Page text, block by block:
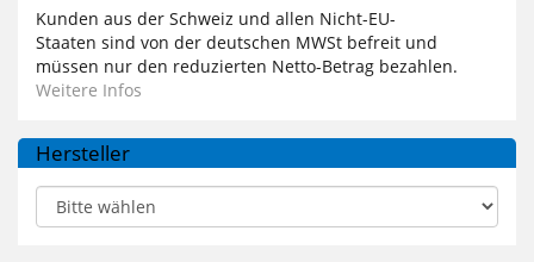
Kunden aus der Schweiz und allen Nicht-EU-
Staaten sind von der deutschen MWSt befreit und
müssen nur den reduzierten Netto-Betrag bezahlen.
Weitere Infos
Hersteller